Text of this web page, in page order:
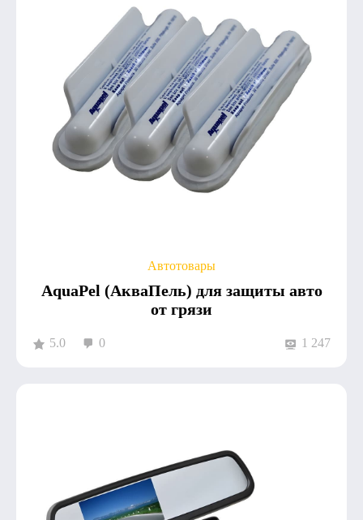
Автотовары
AquaPel (АкваПель) для защиты авто
от грязи
5.0 0 1 247